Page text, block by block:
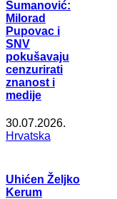
Šumanović:
Milorad
Pupovac i
SNV
pokušavaju
cenzurirati
znanost i
medije
30.07.2026.
Hrvatska
Uhićen Željko
Kerum